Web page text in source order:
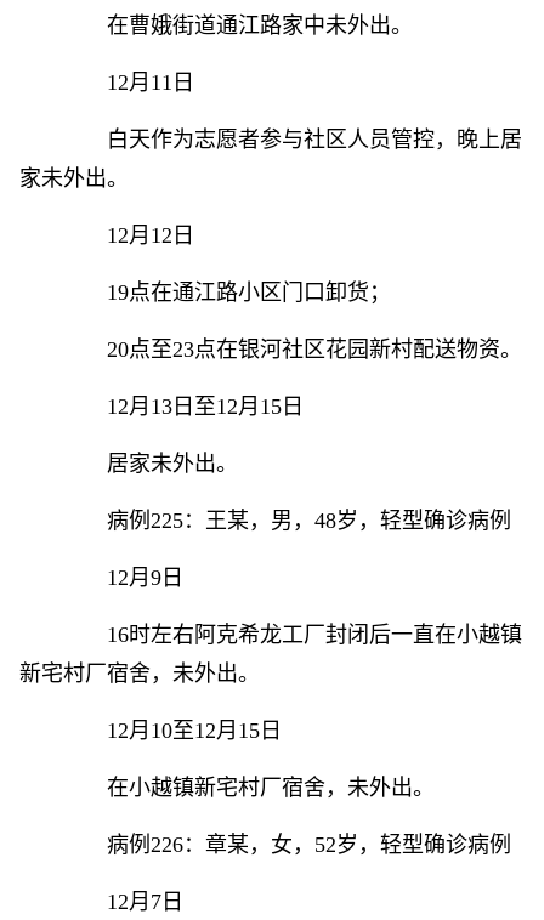
在曹娥街道通江路家中未外出。
12月11日
白天作为志愿者参与社区人员管控，晚上居
家未外出。
12月12日
19点在通江路小区门口卸货；
20点至23点在银河社区花园新村配送物资。
12月13日至12月15日
居家未外出。
病例225：王某，男，48岁，轻型确诊病例
12月9日
16时左右阿克希龙工厂封闭后一直在小越镇
新宅村厂宿舍，未外出。
12月10至12月15日
在小越镇新宅村厂宿舍，未外出。
病例226：章某，女，52岁，轻型确诊病例
12月7日